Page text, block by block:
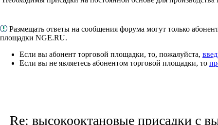
Размещать ответы на сообщения форума могут только
площадки NGE.RU.
Если вы абонент торговой площадки, то, пожалуйста,
Если вы не являетесь абонентом торговой площадки, то
Re: высокооктановые присадки с